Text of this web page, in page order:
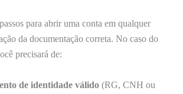
para abrir uma conta em qualquer
da documentação correta. No caso do
precisará de:
de identidade válido (RG, CNH ou